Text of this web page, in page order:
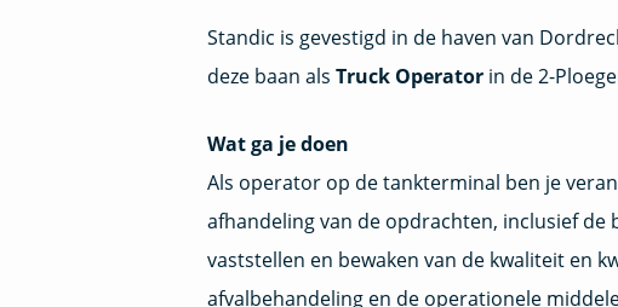
Standic is gevestigd in de haven van
deze baan als Truck Operator in de 2-
Wat ga je doen
Als operator op de tankterminal ben je
afhandeling van de opdrachten, inclusief
vaststellen en bewaken van de kwaliteit en
afvalbehandeling en de operationele